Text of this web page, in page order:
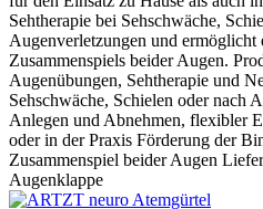
Sehtherapie bei Sehschwäche,
Augenverletzungen und ermöglicht
Zusammenspiels beider Augen.
Augenübungen, Sehtherapie und
Sehschwäche, Schielen oder nach
Anlegen und Abnehmen, flexibler
oder in der Praxis Förderung der
Zusammenspiel beider Augen
Augenklappe